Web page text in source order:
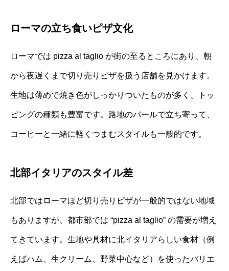
ローマの立ち食いピザ文化
ローマでは pizza al taglio が街の至るところにあり、朝
から夜遅くまで切り売りピザを扱う店舗を見かけます。
生地は薄めで焼き色がしっかりついたものが多く、トッ
ピングの種類も豊富です。路地のバールで立ち寄って、
コーヒーと一緒に軽くつまむスタイルも一般的です。
北部イタリアのスタイル差
北部ではローマほど切り売りピザが一般的ではない地域
もありますが、都市部では “pizza al taglio” の需要が増え
てきています。生地や具材に北イタリアらしい食材（例
えばハム、生クリーム、野菜中心など）を使ったバリエ